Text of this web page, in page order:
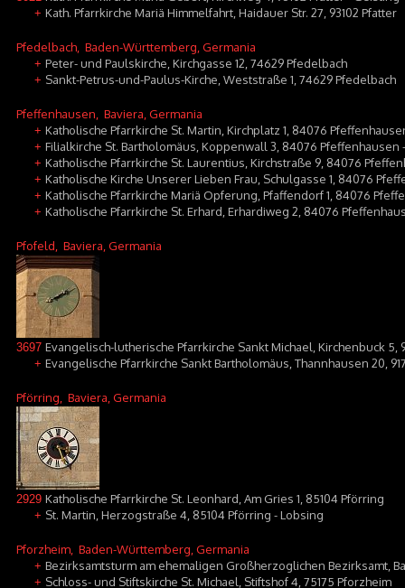
+ Kath. Pfarrkirche Mariä Himmelfahrt, Haidauer Str. 27, 93102 Pfatter
Pfedelbach , Baden-Württemberg, Germania
+ Peter- und Paulskirche, Kirchgasse 12, 74629 Pfedelbach
+ Sankt-Petrus-und-Paulus-Kirche, Weststraße 1, 74629 Pfedelbach
Pfeffenhausen , Baviera, Germania
+ Katholische Pfarrkirche St. Martin, Kirchplatz 1, 84076
+ Filialkirche St. Bartholomäus, Koppenwall 3, 84076 Pfeffenhausen
+ Katholische Pfarrkirche St. Laurentius, Kirchstraße 9, 84076
+ Katholische Kirche Unserer Lieben Frau, Schulgasse 1, 84076
+ Katholische Pfarrkirche Mariä Opferung, Pfaffendorf 1, 84076
+ Katholische Pfarrkirche St. Erhard, Erhardiweg 2, 84076
Pfofeld , Baviera, Germania
3697 Evangelisch-lutherische Pfarrkirche Sankt Michael, Kirchenbuck 5,
+ Evangelische Pfarrkirche Sankt Bartholomäus, Thannhausen 20,
Pförring , Baviera, Germania
2929 Katholische Pfarrkirche St. Leonhard, Am Gries 1, 85104 Pförring
+ St. Martin, Herzogstraße 4, 85104 Pförring - Lobsing
Pforzheim , Baden-Württemberg, Germania
+ Bezirksamtsturm am ehemaligen Großherzoglichen Bezirksamt,
+ Schloss- und Stiftskirche St. Michael, Stiftshof 4, 75175 Pforzheim